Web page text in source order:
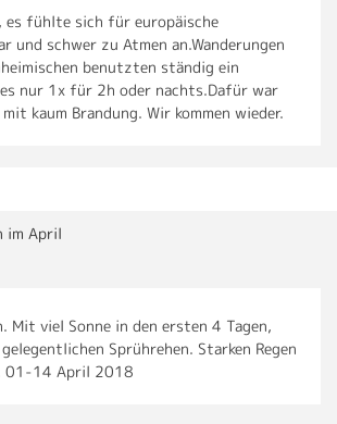
es fühlte sich für europäische
schwer zu Atmen an.Wanderungen
benutzten ständig ein
nur 1x für 2h oder nachts.Dafür war
kaum Brandung. Wir kommen wieder.
im April
Mit viel Sonne in den ersten 4 Tagen,
Sprührehen. Starken Regen
01-14 April 2018